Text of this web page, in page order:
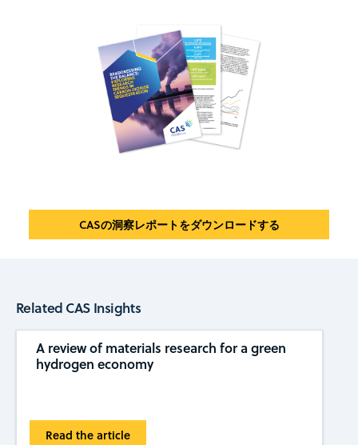
CASの洞察レポートをダウンロードする
Related CAS Insights
A review of materials research for a green
hydrogen economy
Read the article